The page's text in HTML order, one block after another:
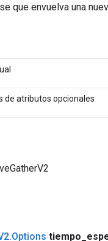
que envuelva una
de atributos opcionales
.Options tiempo